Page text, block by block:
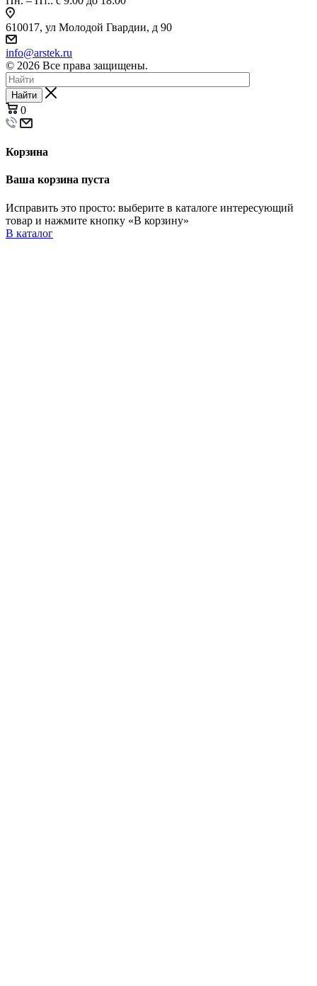
610017, ул Молодой Гвардии, д 90
info@arstek.ru
© 2026 Все права защищены.
Найти
0
Корзина
Ваша корзина пуста
Исправить это просто: выберите в каталоге интересующий
товар и нажмите кнопку «В корзину»
В каталог